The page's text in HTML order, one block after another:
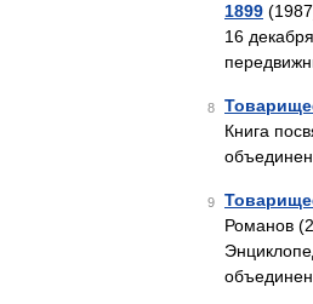
1899
16
8
Книга
9
Романов